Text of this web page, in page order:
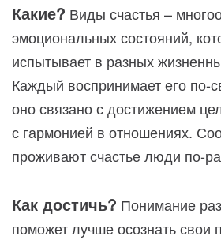
Какие? Виды счастья –
эмоциональных состояний,
испытывает в разных
Каждый воспринимает его по-
оно связано с достижением
с гармонией в отношениях.
проживают счастье люди по-
Как достичь? Понимание
поможет лучше осознать свои